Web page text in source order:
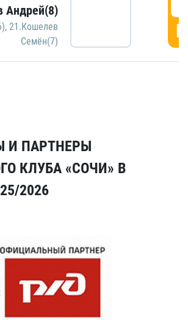
Андрей(8)
, 21.Кошелев
Семён(7)
И ПАРТНЕРЫ
КЛУБА «СОЧИ» В
2026